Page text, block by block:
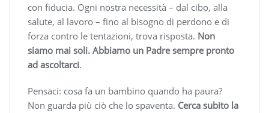
con fiducia. Ogni nostra necessità – dal cibo, alla
salute, al lavoro – fino al bisogno di perdono e di
forza contro le tentazioni, trova risposta. Non
siamo mai soli. Abbiamo un Padre sempre pronto
ad ascoltarci.
Pensaci: cosa fa un bambino quando ha paura?
Non guarda più ciò che lo spaventa. Cerca subito la